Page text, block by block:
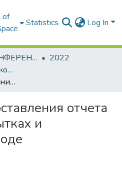
of
Statistics Log In
МАТЕРІАЛИ КОНФЕРЕНЦІЙ
2022
Проблеми розвитку економіки підприємства: погляд молоді
Методология составления отчета о прибылях, убытках и совокупном доходе
отчета
и